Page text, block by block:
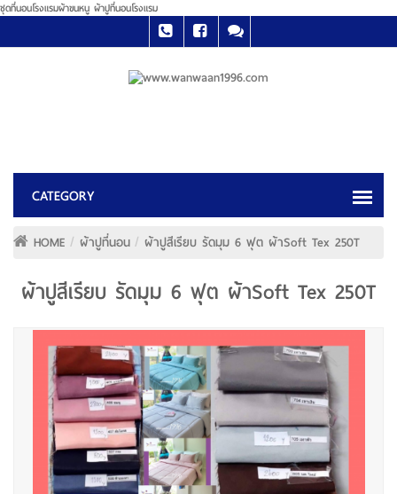
ชุดที่นอนโรงแรมผ้าขนหนู ผ้าปูที่นอนโรงแรม
HOME ผ้าปูที่นอน ผ้าปูสีเรียบ รัดมุม 6 ฟุต ผ้าSoft Tex 250T
ผ้าปูสีเรียบ รัดมุม 6 ฟุต ผ้าSoft Tex 250T